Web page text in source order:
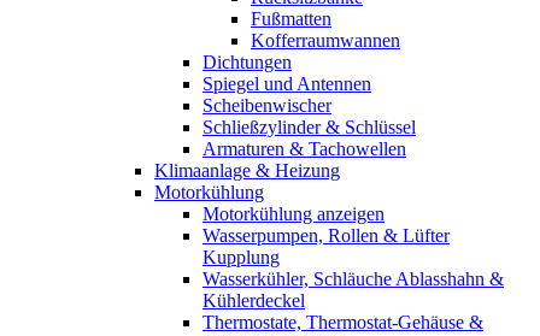
Fußmatten
Kofferraumwannen
Dichtungen
Spiegel und Antennen
Scheibenwischer
Schließzylinder & Schlüssel
Armaturen & Tachowellen
Klimaanlage & Heizung
Motorkühlung
Motorkühlung anzeigen
Wasserpumpen, Rollen & Lüfter
Kupplung
Wasserkühler, Schläuche Ablasshahn &
Kühlerdeckel
Thermostate, Thermostat-Gehäuse &